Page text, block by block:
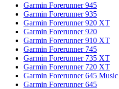
Garmin Forerunner 945
Garmin Forerunner 935
Garmin Forerunner 920 XT
Garmin Forerunner 920
Garmin Forerunner 910 XT
Garmin Forerunner 745
Garmin Forerunner 735 XT
Garmin Forerunner 720 XT
Garmin Forerunner 645 Music
Garmin Forerunner 645